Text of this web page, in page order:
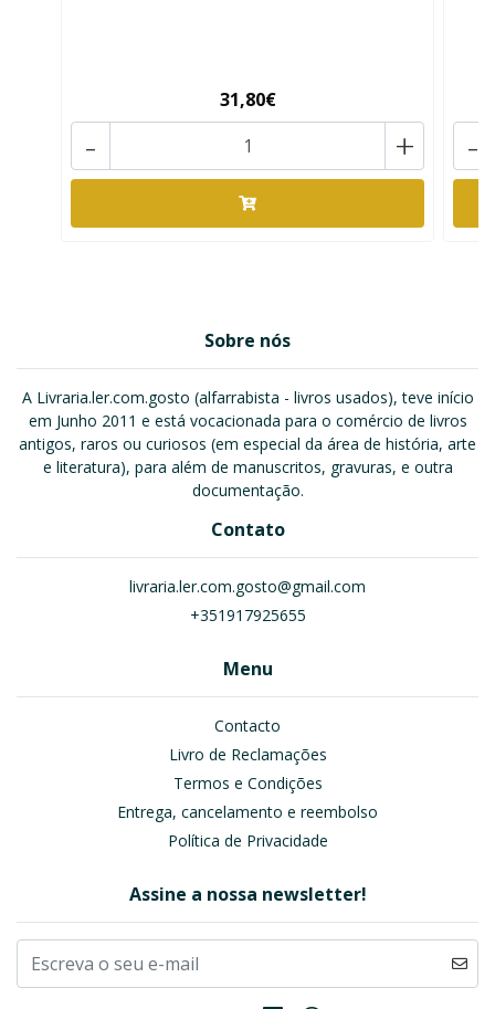
31,80€
+
- -
Sobre nós
A Livraria.ler.com.gosto (alfarrabista - livros usados), teve início
em Junho 2011 e está vocacionada para o comércio de livros
antigos, raros ou curiosos (em especial da área de história, arte
e literatura), para além de manuscritos, gravuras, e outra
documentação.
Contato
livraria.ler.com.gosto@gmail.com
+351917925655
Menu
Contacto
Livro de Reclamações
Termos e Condições
Entrega, cancelamento e reembolso
Política de Privacidade
Assine a nossa newsletter!